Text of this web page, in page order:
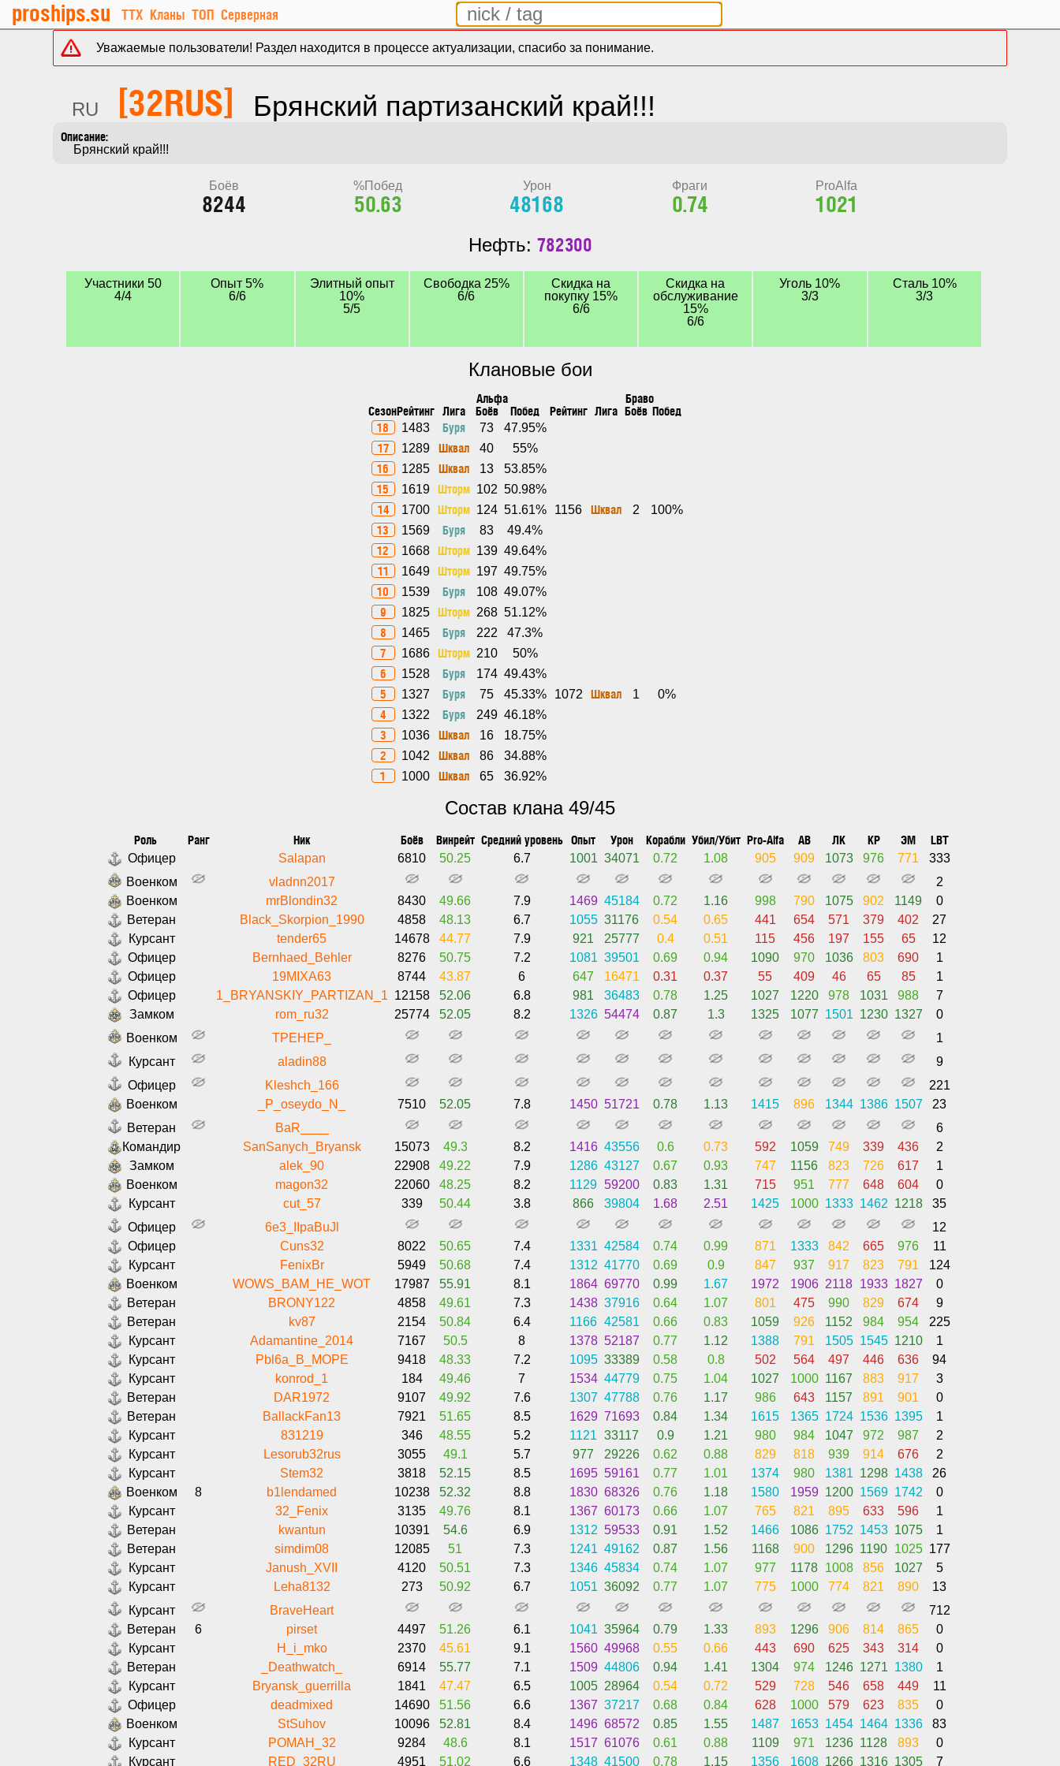
proships.su ТТХ Кланы ТОП Серверная
Уважаемые пользователи! Раздел находится в процессе актуализации, спасибо за понимание.
RU [32RUS] Брянский партизанский край!!!
    Брянский край!!!
Боёв
8244
%Побед
50.63
Урон
48168
Фраги
0.74
ProAlfa
1021
Нефть: 782300
Участники 50
4/4
Опыт 5%
6/6
Элитный опыт
10%
5/5
Свободка 25%
6/6
Скидка на
покупку 15%
6/6
Скидка на
обслуживание
15%
6/6
Уголь 10%
3/3
Сталь 10%
3/3
Клановые бои
Альфа Браво
СезонРейтинг Лига Боёв Побед Рейтинг Лига Боёв Побед
18
1483 Буря 73 47.95%
17 1289 Шквал 40 55%
16 1285 Шквал 13 53.85%
15 1619 Шторм 102 50.98%
14 1700 Шторм 124 51.61% 1156 Шквал 2 100%
13 1569 Буря 83 49.4%
12 1668 Шторм 139 49.64%
11 1649 Шторм 197 49.75%
10 1539 Буря 108 49.07%
9 1825 Шторм 268 51.12%
8 1465 Буря 222 47.3%
7 1686 Шторм 210 50%
6 1528 Буря 174 49.43%
5 1327 Буря 75 45.33% 1072 Шквал 1 0%
4 1322 Буря 249 46.18%
3 1036 Шквал 16 18.75%
2 1042 Шквал 86 34.88%
1 1000 Шквал 65 36.92%
Состав клана 49/45
Роль Ранг Ник Боёв Винрейт Средний уровень Опыт Урон Корабли Убил/Убит Pro-Alfa АВ ЛК КР ЭМ LBT
Офицер Salapan 6810 50.25 6.7 1001 34071 0.72 1.08 905 909 1073 976 771
333
Военком
vladnn2017
2
Военком
mrBlondin32 8430 49.66 7.9 1469 45184 0.72 1.16 998 790 1075 902 1149
0
Ветеран
Black_Skorpion_1990 4858 48.13 6.7 1055 31176 0.54 0.65 441 654 571 379 402
27
Курсант
tender65 14678 44.77 7.9 921 25777 0.4 0.51 115 456 197 155 65
12
Офицер
Bernhaed_Behler 8276 50.75 7.2 1081 39501 0.69 0.94 1090 970 1036 803 690
1
Офицер
19MIXA63 8744 43.87 6 647 16471 0.31 0.37 55 409 46 65 85
1
Офицер
1_BRYANSKIY_PARTIZAN_1 12158 52.06 6.8 981 36483 0.78 1.25 1027 1220 978 1031 988
7
Замком
rom_ru32 25774 52.05 8.2 1326 54474 0.87 1.3 1325 1077 1501 1230 1327
0
Военком
TPEHEP_
1
Курсант
aladin88
9
Офицер
Kleshch_166
221
Военком
_P_oseydo_N_ 7510 52.05 7.8 1450 51721 0.78 1.13 1415 896 1344 1386 1507
23
Ветеран
BaR____
6
Командир
SanSanych_Bryansk 15073 49.3 8.2 1416 43556 0.6 0.73 592 1059 749 339 436
2
Замком
alek_90 22908 49.22 7.9 1286 43127 0.67 0.93 747 1156 823 726 617
1
Военком
magon32 22060 48.25 8.2 1129 59200 0.83 1.31 715 951 777 648 604
0
Курсант
cut_57 339 50.44 3.8 866 39804 1.68 2.51 1425 1000 1333 1462 1218
35
Офицер
6e3_IIpaBuJl
12
Офицер
Cuns32 8022 50.65 7.4 1331 42584 0.74 0.99 871 1333 842 665 976
11
Курсант
FenixBr 5949 50.68 7.4 1312 41770 0.69 0.9 847 937 917 823 791
124
Военком
WOWS_BAM_HE_WOT 17987 55.91 8.1 1864 69770 0.99 1.67 1972 1906 2118 1933 1827
0
Ветеран
BRONY122 4858 49.61 7.3 1438 37916 0.64 1.07 801 475 990 829 674
9
Ветеран
kv87 2154 50.84 6.4 1166 42581 0.66 0.83 1059 926 1152 984 954
225
Курсант
Adamantine_2014 7167 50.5 8 1378 52187 0.77 1.12 1388 791 1505 1545 1210
1
Курсант
Pbl6a_B_MOPE 9418 48.33 7.2 1095 33389 0.58 0.8 502 564 497 446 636
94
Курсант
konrod_1 184 49.46 7 1534 44779 0.75 1.04 1027 1000 1167 883 917
3
Ветеран
DAR1972 9107 49.92 7.6 1307 47788 0.76 1.17 986 643 1157 891 901
0
Ветеран
BallackFan13 7921 51.65 8.5 1629 71693 0.84 1.34 1615 1365 1724 1536 1395
1
Курсант
831219 346 48.55 5.2 1121 33117 0.9 1.21 980 984 1047 972 987
2
Курсант
Lesorub32rus 3055 49.1 5.7 977 29226 0.62 0.88 829 818 939 914 676
2
Курсант
Stem32 3818 52.15 8.5 1695 59161 0.77 1.01 1374 980 1381 1298 1438
26
Военком
8 b1lendamed 10238 52.32 8.8 1830 68326 0.76 1.18 1580 1959 1200 1569 1742
0
Курсант
32_Fenix 3135 49.76 8.1 1367 60173 0.66 1.07 765 821 895 633 596
1
Ветеран
kwantun 10391 54.6 6.9 1312 59533 0.91 1.52 1466 1086 1752 1453 1075
1
Ветеран
simdim08 12085 51 7.3 1241 49162 0.87 1.56 1168 900 1296 1190 1025 177
Курсант
Janush_XVII 4120 50.51 7.3 1346 45834 0.74 1.07 977 1178 1008 856 1027
5
Курсант
Leha8132 273 50.92 6.7 1051 36092 0.77 1.07 775 1000 774 821 890
13
Курсант
BraveHeart
712
Ветеран
6 pirset 4497 51.26 6.1 1041 35964 0.79 1.33 893 1296 906 814 865
0
Курсант
H_i_mko 2370 45.61 9.1 1560 49968 0.55 0.66 443 690 625 343 314
0
Ветеран
_Deathwatch_ 6914 55.77 7.1 1509 44806 0.94 1.41 1304 974 1246 1271 1380
1
Курсант
Bryansk_guerrilla 1841 47.47 6.5 1005 28964 0.54 0.72 529 728 546 658 449
11
Офицер
deadmixed 14690 51.56 6.6 1367 37217 0.68 0.84 628 1000 579 623 835
0
Военком
StSuhov 10096 52.81 8.4 1496 68572 0.85 1.55 1487 1653 1454 1464 1336
83
Курсант
POMAH_32 9284 48.6 8.1 1517 61076 0.61 0.88 1109 971 1236 1128 893
0
Курсант
RED_32RU 4951 51.02 6.6 1348 41500 0.78 1.15 1356 1608 1266 1316 1305 7